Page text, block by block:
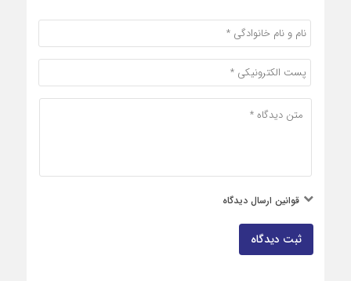
قوانین ارسال دیدگاه
ثبت دیدگاه